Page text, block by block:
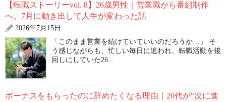
【転職ストーリーvol. 8】26歳男性｜営業職から番組制作
へ。7月に動き出して人生が変わった話
2026年7月15日
「このまま営業を続けていていいのだろうか…」 そ
う感じながらも、忙しい毎日に追われ、転職活動を後
回しにしていた26...
ボーナスをもらったのに辞めたくなる理由｜20代が“次に進